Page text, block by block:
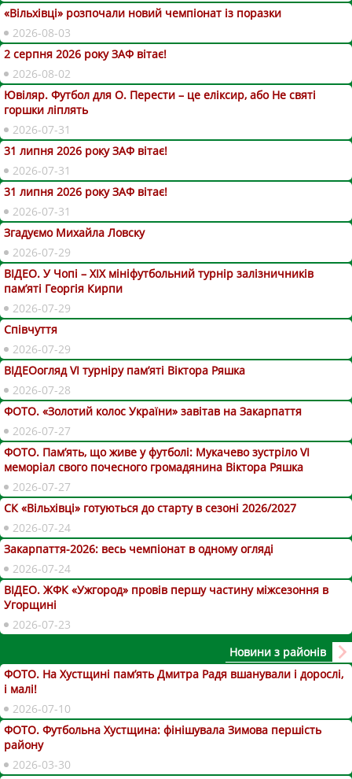
«Вільхівці» розпочали новий чемпіонат із поразки
2026-08-03
2 серпня 2026 року ЗАФ вітає!
2026-08-02
Ювіляр. Футбол для О. Перести – це еліксир, або Не святі
горшки ліплять
2026-07-31
31 липня 2026 року ЗАФ вітає!
2026-07-31
31 липня 2026 року ЗАФ вітає!
2026-07-31
Згадуємо Михайла Ловску
2026-07-29
ВІДЕО. У Чопі – ХІХ мініфутбольний турнір залізничників
пам’яті Георгія Кирпи
2026-07-29
Співчуття
2026-07-29
ВІДЕОогляд VІ турніру пам’яті Віктора Ряшка
2026-07-28
ФОТО. «Золотий колос України» завітав на Закарпаття
2026-07-27
ФОТО. Пам’ять, що живе у футболі: Мукачево зустріло VI
меморіал свого почесного громадянина Віктора Ряшка
2026-07-27
СК «Вільхівці» готуються до старту в сезоні 2026/2027
2026-07-24
Закарпаття-2026: весь чемпіонат в одному огляді
2026-07-24
ВІДЕО. ЖФК «Ужгород» провів першу частину міжсезоння в
Угорщині
2026-07-23
Новини з районів
ФОТО. На Хустщині пам’ять Дмитра Радя вшанували і дорослі,
і малі!
2026-07-10
ФОТО. Футбольна Хустщина: фінішувала Зимова першість
району
2026-03-30